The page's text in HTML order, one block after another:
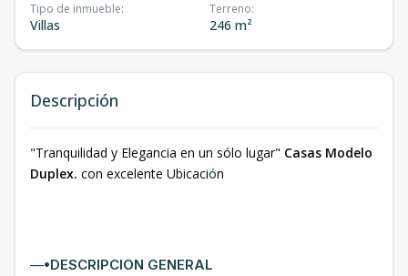
Tipo de inmueble:
Villas
Terreno:
246 m²
Descripción
"Tranquilidad y Elegancia en un sólo lugar" Casas Modelo
Duplex. con excelente Ubicación
—•DESCRIPCION GENERAL